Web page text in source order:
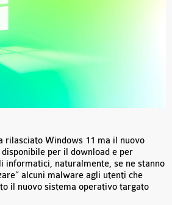
rilasciato Windows 11 ma il nuovo
per il download e per
informatici, naturalmente, se ne stanno
alcuni malware agli utenti che
il nuovo sistema operativo targato